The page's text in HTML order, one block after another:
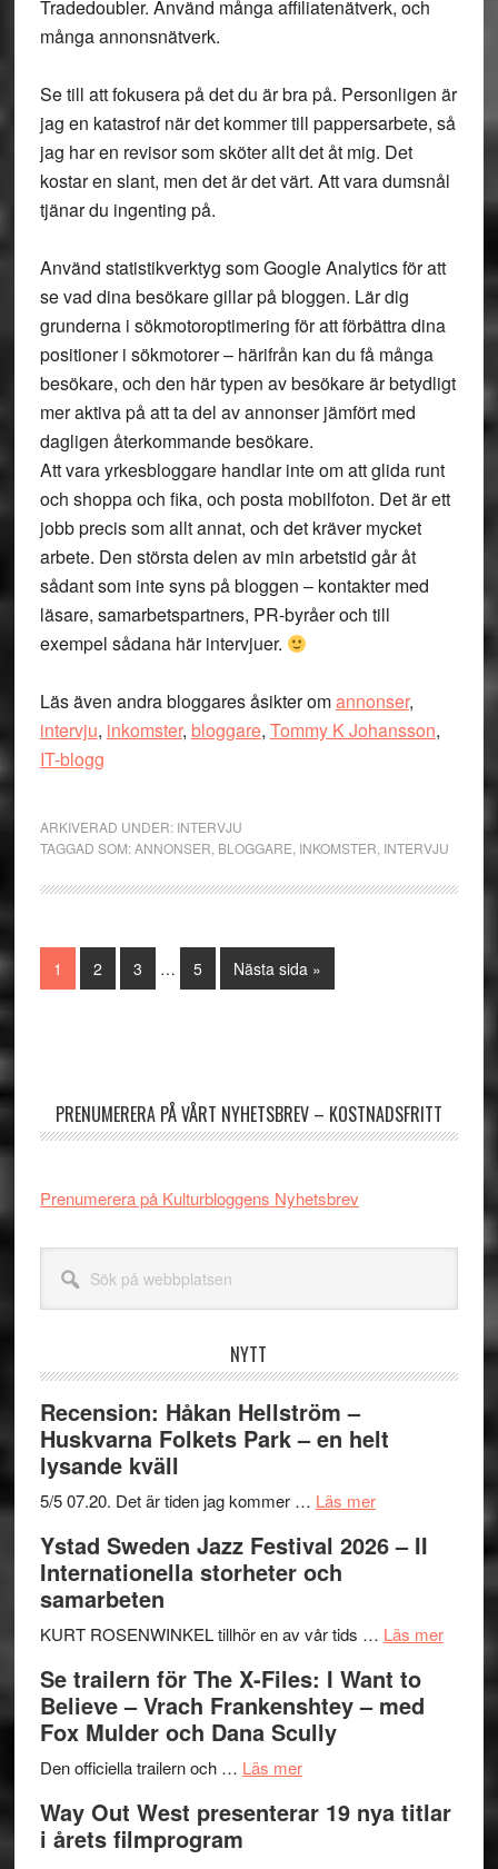
Tradedoubler. Använd många affiliatenätverk, och
många annonsnätverk.
Se till att fokusera på det du är bra på. Personligen är
jag en katastrof när det kommer till pappersarbete, så
jag har en revisor som sköter allt det åt mig. Det
kostar en slant, men det är det värt. Att vara dumsnål
tjänar du ingenting på.
Använd statistikverktyg som Google Analytics för att
se vad dina besökare gillar på bloggen. Lär dig
grunderna i sökmotoroptimering för att förbättra dina
positioner i sökmotorer – härifrån kan du få många
besökare, och den här typen av besökare är betydligt
mer aktiva på att ta del av annonser jämfört med
dagligen återkommande besökare.
Att vara yrkesbloggare handlar inte om att glida runt
och shoppa och fika, och posta mobilfoton. Det är ett
jobb precis som allt annat, och det kräver mycket
arbete. Den största delen av min arbetstid går åt
sådant som inte syns på bloggen – kontakter med
läsare, samarbetspartners, PR-byråer och till
exempel sådana här intervjuer.
Läs även andra bloggares åsikter omannonser,
intervju, inkomster, bloggare, Tommy K Johansson,
IT-blogg
ARKIVERAD UNDER: INTERVJU
TAGGAD SOM:ANNONSER BLOGGARE INKOMSTER INTERVJU
Sida
1 Sida
2 Sida
3
Interimistiska
… Sida
5
Go
to
Nästa sida »
PRENUMERERA PÅ VÅRT NYHETSBREV – KOSTNADSFRITT
Prenumerera på Kulturbloggens Nyhetsbrev
webbplatsen
NYTT
Recension: Håkan Hellström –
Huskvarna Folkets Park – en helt
lysande kväll
5/5 07.20. Det är tiden jag kommer … Läs merom
Håkan
Huskvarna
Park
–
kväll
Ystad Sweden Jazz Festival 2026 – II
Internationella storheter och
samarbeten
KURT ROSENWINKEL tillhör en av vår tids … Läs merom
II
Se trailern för The X-Files: I Want to
Believe – Vrach Frankenshtey – med
Fox Mulder och Dana Scully
Den officiella trailern och … Läs merom
trailern
Way Out West presenterar 19 nya titlar
i årets filmprogram